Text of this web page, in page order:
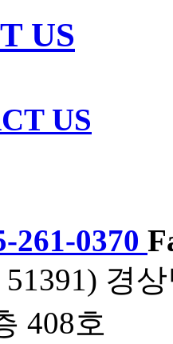
US
US
261-0370
경
408호